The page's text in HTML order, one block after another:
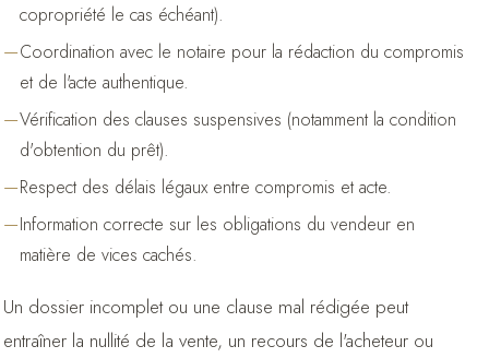
copropriété le cas échéant).
Coordination avec le notaire pour la rédaction du compromis
et de l'acte authentique.
Vérification des clauses suspensives (notamment la condition
d'obtention du prêt).
Respect des délais légaux entre compromis et acte.
Information correcte sur les obligations du vendeur en
matière de vices cachés.
Un dossier incomplet ou une clause mal rédigée peut
entraîner la nullité de la vente, un recours de l'acheteur ou